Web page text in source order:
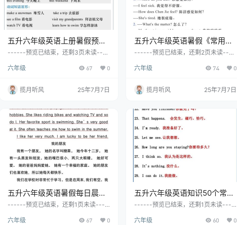
五升六年级英语上册暑假预
习：重点句型汇总-六上英语
------预览已结束，还剩3页未读----
档
六年级 67 0
揽月听风 25年7月7日
五升六年级英语暑假《常用口
语》归纳-六上英语
------预览已结束，还剩2页未读----
档
六年级 74 0
揽月听风 25年7月7日
五升六年级英语暑假每日晨读
必备话题作文-六上英语
------预览已结束，还剩1页未读----
档
六年级 67 0
五升六年级英语知识50个常用
口语，暑假背诵-六上英语
------预览已结束，还剩1页未读----
档
六年级 60 0